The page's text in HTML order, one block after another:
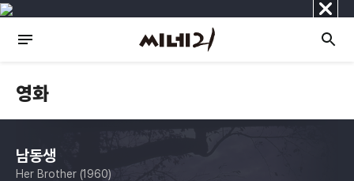
닫
기
영화
남동생
Her Brother (1960)